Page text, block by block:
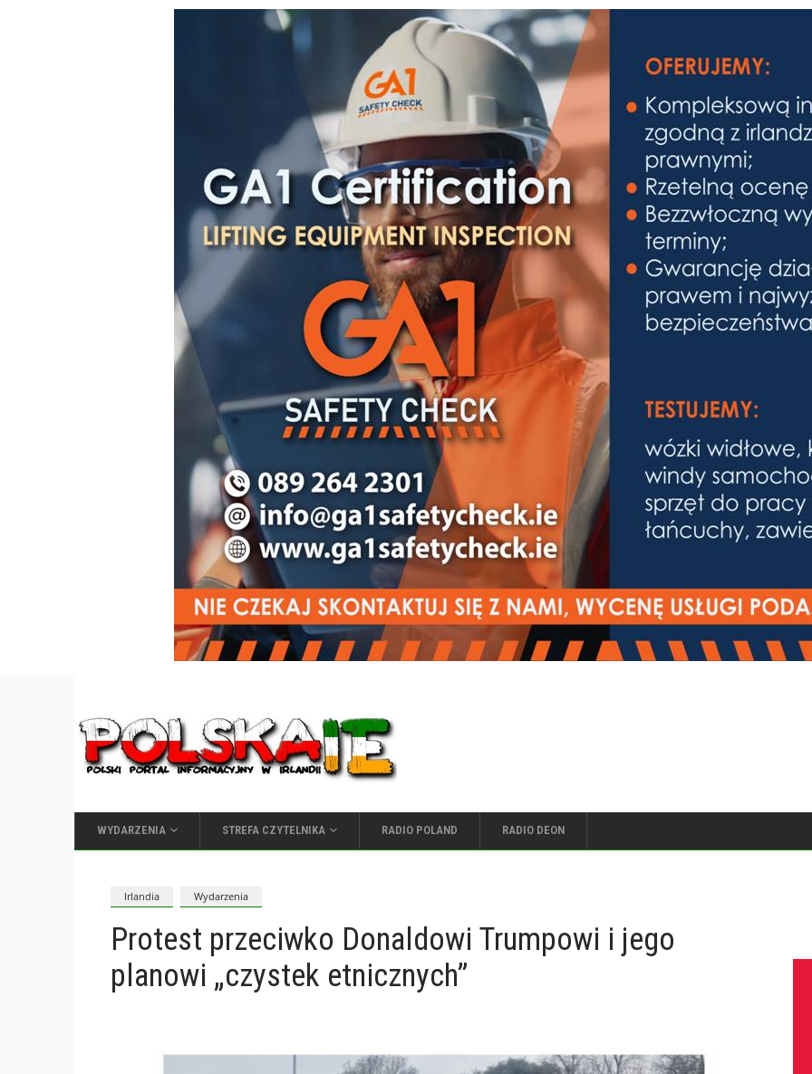
WYDARZENIA STREFA CZYTELNIKA RADIO POLAND RADIO DEON
Irlandia Wydarzenia
Protest przeciwko Donaldowi Trumpowi i jego
planowi „czystek etnicznych”